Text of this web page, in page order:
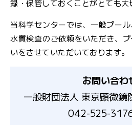
録・保管しておくことがとても大
当科学センターでは、一般プー
水質検査のご依頼をいただき、
いをさせていただいております。
お問い合わ
一般財団法人 東京顕微鏡
042-525-